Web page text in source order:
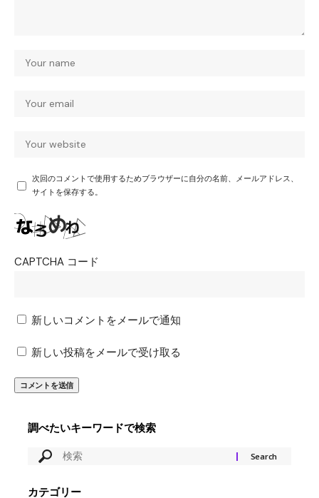
次回のコメントで使用するためブラウザーに自分の名前、メールアドレス、
サイトを保存する。
CAPTCHA コード
新しいコメントをメールで通知
新しい投稿をメールで受け取る
調べたいキーワードで検索
カテゴリー